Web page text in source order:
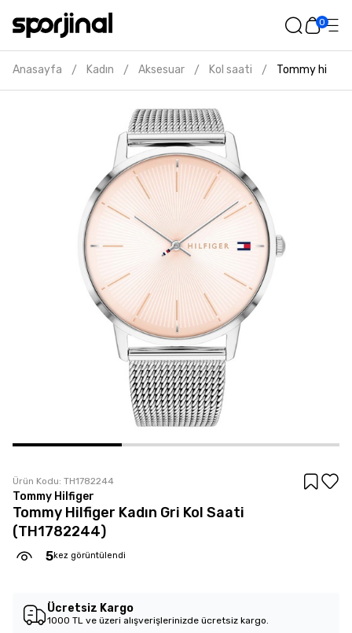
0
Anasayfa / Kadın / Aksesuar / Kol saati / Tommy
Ürün Kodu: TH1782244
Tommy Hilfiger
Tommy Hilfiger Kadın Gri Kol Saati
(TH1782244)
5kez görüntülendi
Ücretsiz Kargo
1000 TL ve üzeri alışverişlerinizde ücretsiz kargo.